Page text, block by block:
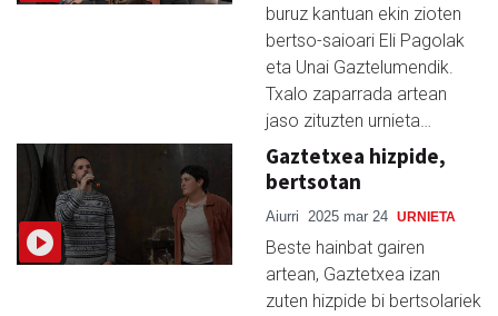
buruz kantuan ekin zioten
bertso-saioari Eli Pagolak
eta Unai Gaztelumendik.
Txalo zaparrada artean
jaso zituzten urnieta…
Gaztetxea hizpide,
bertsotan
Aiurri 2025 mar 24 URNIETA
Beste hainbat gairen
artean, Gaztetxea izan
zuten hizpide bi bertsolariek